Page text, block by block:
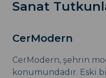
Sanat
CerModern
CerModern, şehrin
konumundadır. Eski